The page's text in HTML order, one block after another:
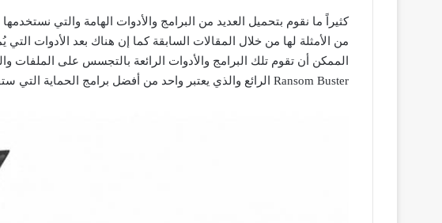
كثيراً ما نقوم بتحميل العديد من البرامج والأدوات الهامة والتي
من الأمثلة لها من خلال المقالات السابقة كما إن هناك بعد الأدوات
الممكن أن تقوم تلك البرامج والأدوات الرائعة بالتجسس على
Ransom Buster الرائع والذي يعتبر واحد من أفضل برامج الحماية التي ستقوم باستخدامها في حياتك .